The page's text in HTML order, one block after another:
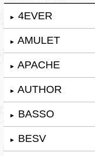
► 4EVER
► AMULET
► APACHE
► AUTHOR
► BASSO
► BESV